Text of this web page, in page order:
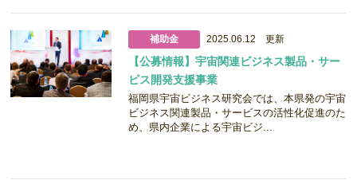
補助金 2025.06.12 更新
【公募情報】宇宙関連ビジネス製品・サー
ビス開発支援事業
福岡県宇宙ビジネス研究会では、本県発の宇宙
ビジネス関連製品・サービスの活性化促進のた
め、県内企業による宇宙ビジ...